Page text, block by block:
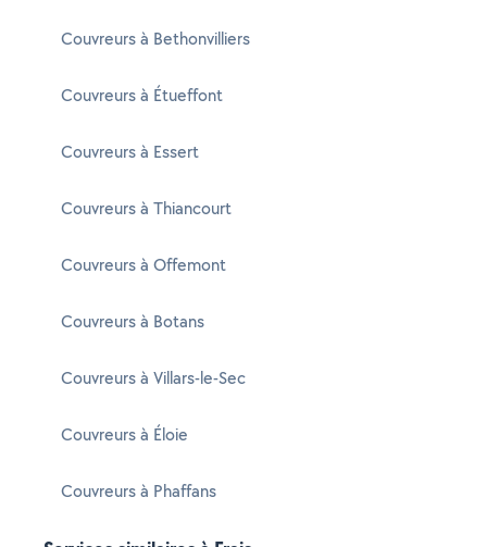
Couvreurs à Bethonvilliers
Couvreurs à Étueffont
Couvreurs à Essert
Couvreurs à Thiancourt
Couvreurs à Offemont
Couvreurs à Botans
Couvreurs à Villars-le-Sec
Couvreurs à Éloie
Couvreurs à Phaffans